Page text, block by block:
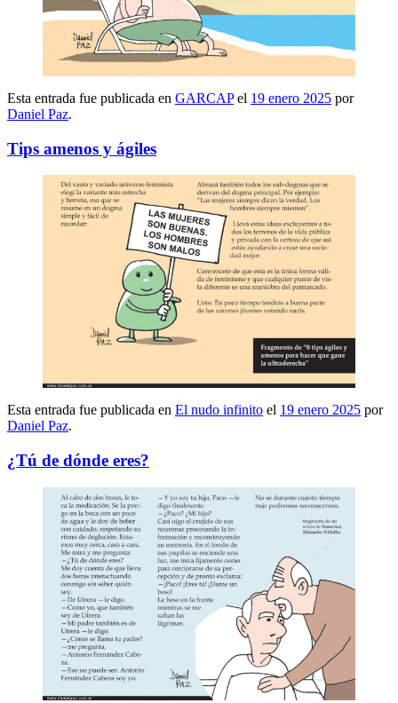
Esta entrada fue publicada en GARCAPel 19 enero 2025 por
Daniel Paz.
Tips amenos y ágiles
Esta entrada fue publicada en El nudo infinito el 19 enero 2025 por
Daniel Paz.
¿Tú de dónde eres?